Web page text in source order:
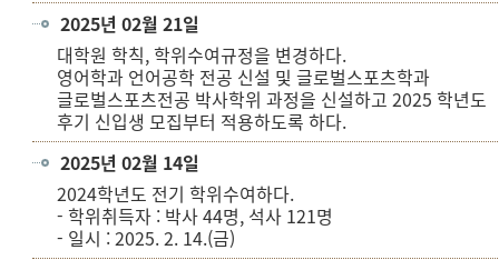
2025년 02월 21일
대학원 학칙, 학위수여규정을 변경하다.
영어학과 언어공학 전공 신설 및 글로벌스포츠학과
글로벌스포츠전공 박사학위 과정을 신설하고 2025 학년도
후기 신입생 모집부터 적용하도록 하다.
2025년 02월 14일
2024학년도 전기 학위수여하다.
- 학위취득자 : 박사 44명, 석사 121명
- 일시 : 2025. 2. 14.(금)